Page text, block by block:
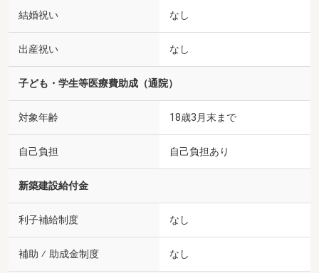
結婚祝い なし
出産祝い なし
子ども・学生等医療費助成（通院）
対象年齢 18歳3月末まで
自己負担 自己負担あり
新築建設給付金
利子補給制度 なし
補助 ⁄ 助成金制度 なし